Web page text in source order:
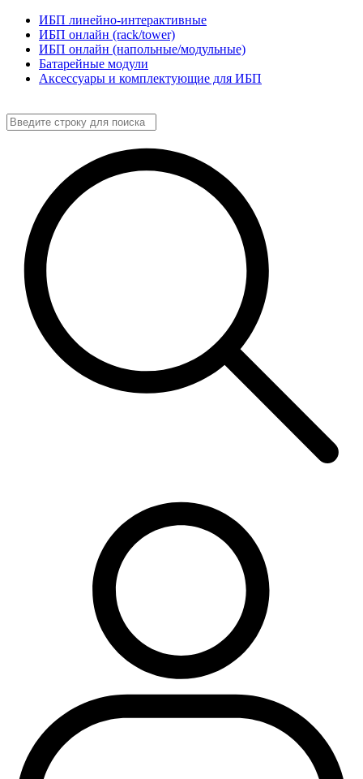
ИБП линейно-интерактивные
ИБП онлайн (rack/tower)
ИБП онлайн (напольные/модульные)
Батарейные модули
Аксессуары и комплектующие для ИБП